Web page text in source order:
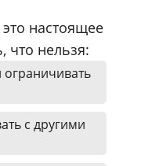
настоящее
что нельзя:
с другими